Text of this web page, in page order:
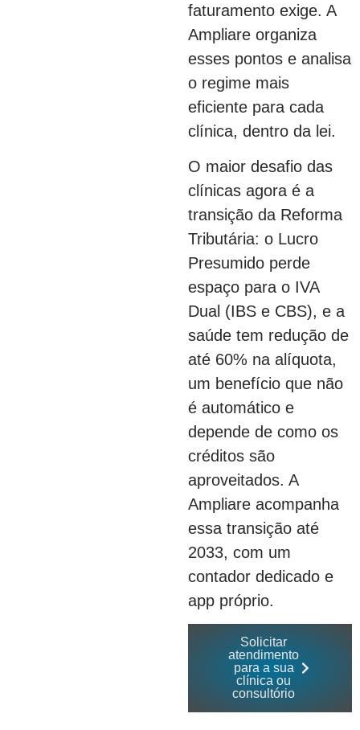
faturamento exige. A
Ampliare organiza
esses pontos e analisa
o regime mais
eficiente para cada
clínica, dentro da lei.
O maior desafio das
clínicas agora é a
transição da Reforma
Tributária: o Lucro
Presumido perde
espaço para o IVA
Dual (IBS e CBS), e a
saúde tem redução de
até 60% na alíquota,
um benefício que não
é automático e
depende de como os
créditos são
aproveitados. A
Ampliare acompanha
essa transição até
2033, com um
contador dedicado e
app próprio.
Solicitar
atendimento
para a sua
clínica ou
consultório